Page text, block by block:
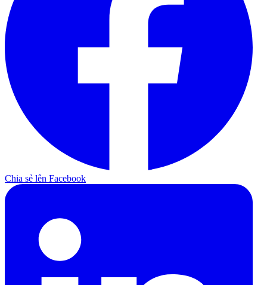
Chia sẻ lên Facebook